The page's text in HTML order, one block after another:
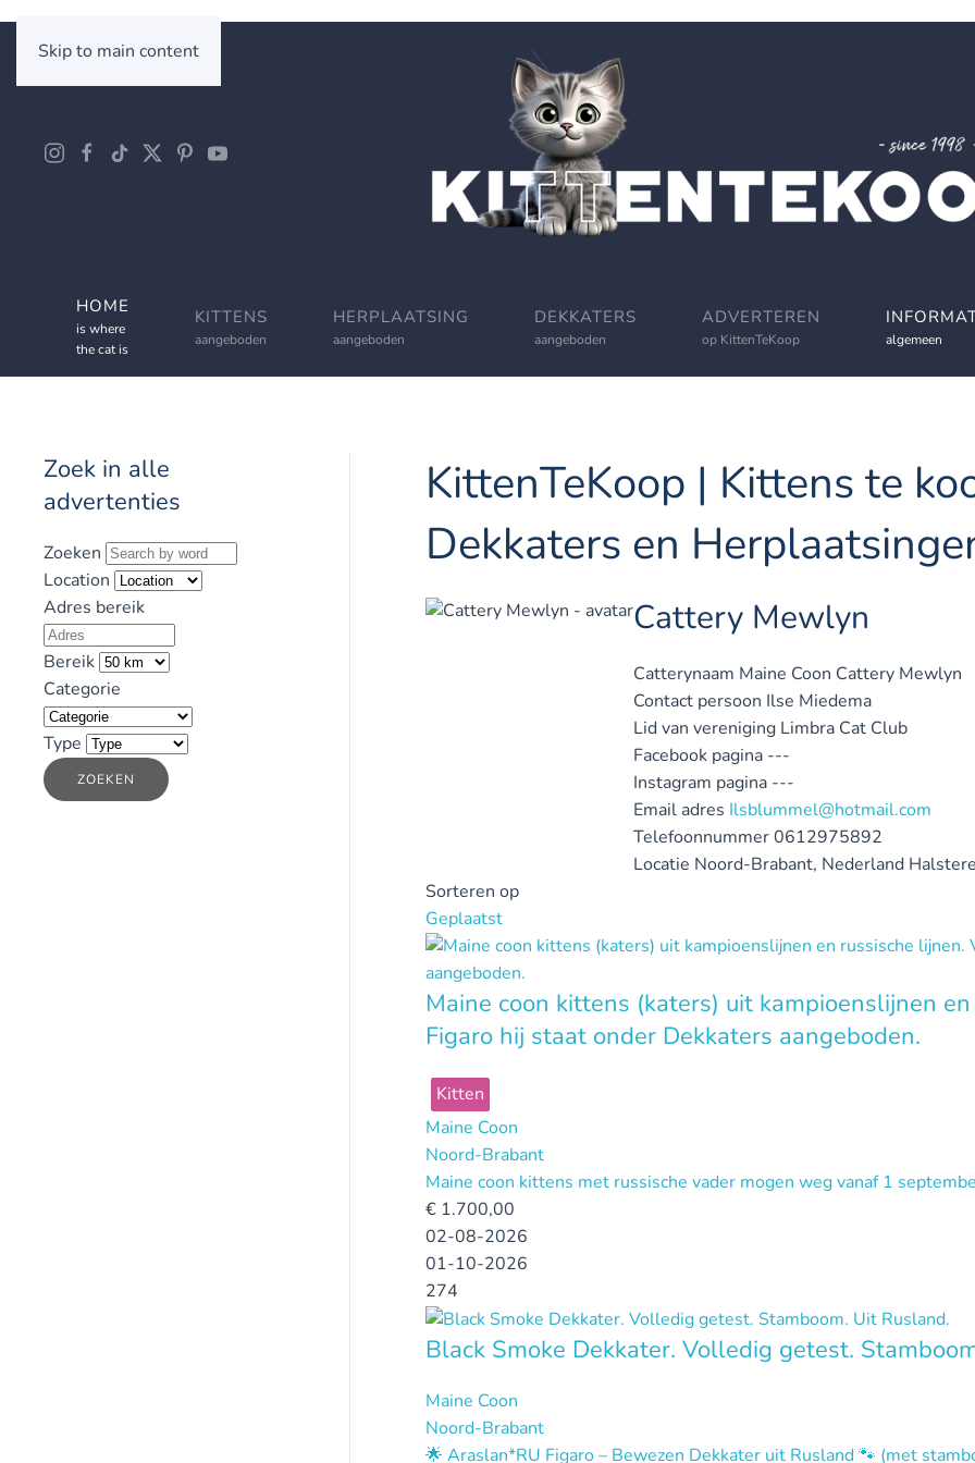
Skip to main content
HOME
is where
the cat is
KITTENS
aangeboden
HERPLAATSING
aangeboden
DEKKATERS
aangeboden
ADVERTEREN
op KittenTeKoop algemeen
KittenTeKoop | Kittens te
Dekkaters en
Cattery Mewlyn
Catterynaam Maine Coon Cattery Mewlyn
Contact persoon Ilse Miedema
Lid van vereniging Limbra Cat Club
Facebook pagina ---
Instagram pagina ---
Email adres Ilsblummel@hotmail.com
Telefoonnummer0612975892
Locatie Noord-Brabant, Nederland
Sorteren op
Geplaatst
Maine coon kittens (katers) uit kampioenslijnen
Figaro hij staat onder Dekkaters aangeboden.
Kitten
Maine Coon
Noord-Brabant
Maine coon kittens met russische vader mogen weg vanaf 1
€ 1.700,00
02-08-2026
01-10-2026
274
Black Smoke Dekkater. Volledig getest.
Maine Coon
Noord-Brabant
🌟 Araslan*RU Figaro – Bewezen Dekkater uit Rusland 🐾 (met
Zoek in alle
advertenties
Zoeken
Location
Adres bereik
Bereik
Categorie
Type
ZOEKEN